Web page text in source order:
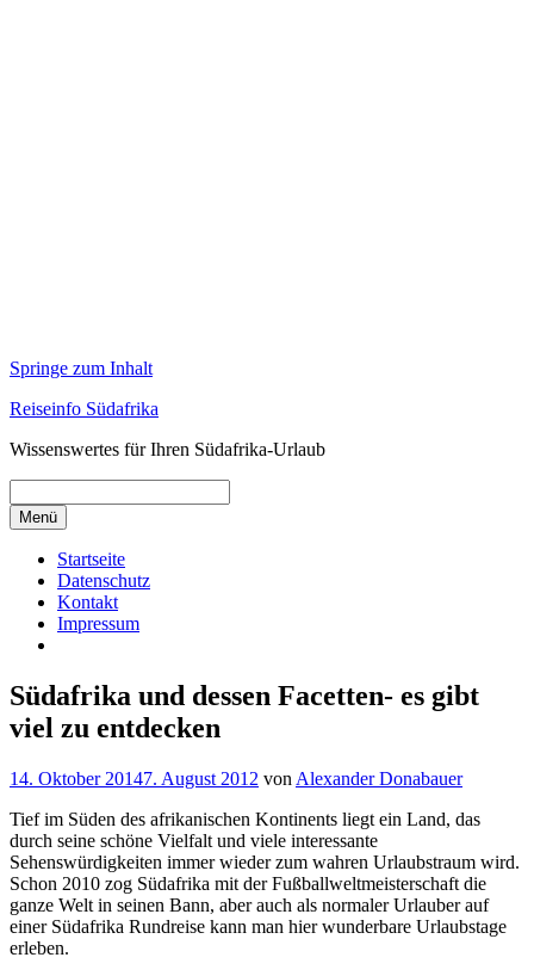
Springe zum Inhalt
Reiseinfo Südafrika
Wissenswertes für Ihren Südafrika-Urlaub
Menü
Startseite
Datenschutz
Kontakt
Impressum
Südafrika und dessen Facetten- es gibt
viel zu entdecken
14. Oktober 20147. August 2012 von Alexander Donabauer
Tief im Süden des afrikanischen Kontinents liegt ein Land, das
durch seine schöne Vielfalt und viele interessante
Sehenswürdigkeiten immer wieder zum wahren Urlaubstraum wird.
Schon 2010 zog Südafrika mit der Fußballweltmeisterschaft die
ganze Welt in seinen Bann, aber auch als normaler Urlauber auf
einer Südafrika Rundreise kann man hier wunderbare Urlaubstage
erleben.